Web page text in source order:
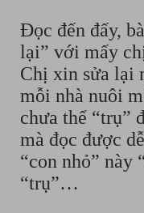
Đọc đến đấy,
lại” với mấy
Chị xin sửa lại
mỗi nhà nuôi
chưa thể “trụ”
mà đọc được
“con nhỏ” này
“trụ”…